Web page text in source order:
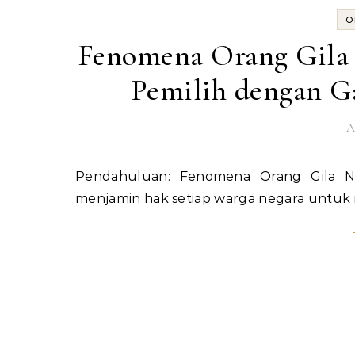
Fenomena Orang
Pemilih dengan
Pendahuluan: Fenomena Orang Gila Nyoblos Pemilu adalah salah satu pilar demokrasi yang
menjamin hak setiap warga negara